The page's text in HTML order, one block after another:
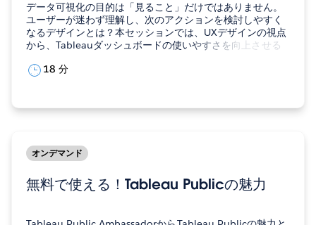
データ可視化の目的は「見ること」だけではありません。
ユーザーが迷わず理解し、次のアクションを検討しやすく
なるデザインとは？本セッションでは、UXデザインの視点
から、Tableauダッシュボードの使いやすさを向上させる
るデザインのコツや、具体的な改善例を紹介します。 芹澤
18 分
オンデマンド
無料で使える！Tableau Publicの魅力